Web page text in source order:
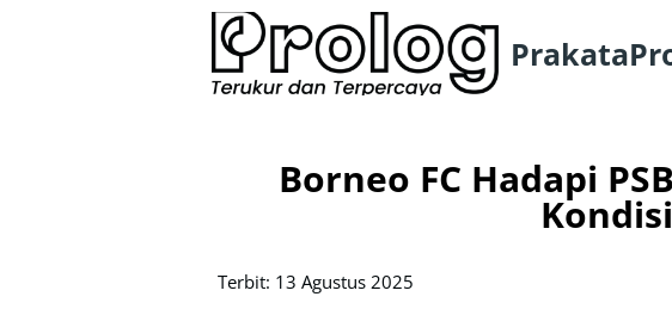
Prakata
Borneo FC Hadapi
Terbit: 13 Agustus 2025